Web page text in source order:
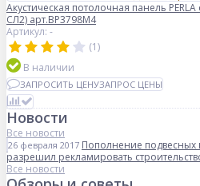
Акустическая потолочная панель
СЛ2) арт.BP3798M4
Артикул: -
(1)
В наличии
ЗАПРОСИТЬ ЦЕНУЗАПРОС ЦЕНЫ
Новости
Все новости
26 февраля 2017 Пополнение подвесных
разрешил рекламировать
Все новости